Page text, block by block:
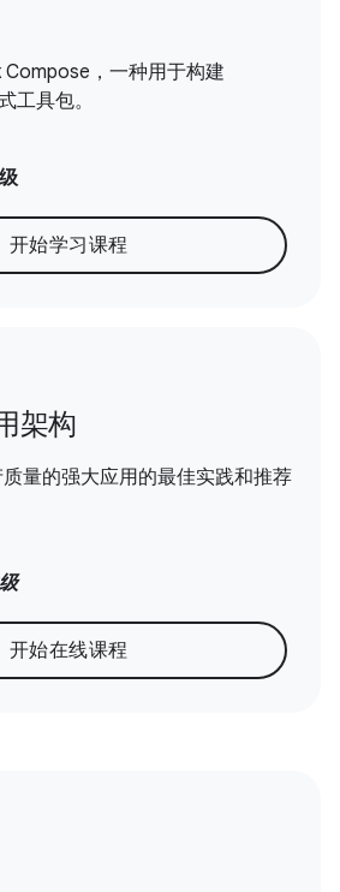
，一种用于构建
工具包。
开始学习课程
架构
量的强大应用的最佳实践和推荐
开始在线课程